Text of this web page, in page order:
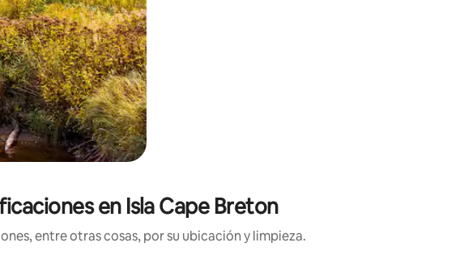
en Isla Cape Breton
entre otras cosas, por su ubicación y limpieza.